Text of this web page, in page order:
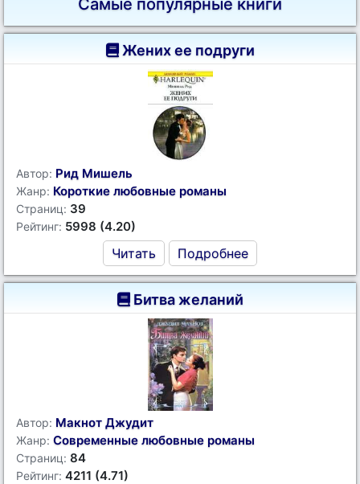
Самые популярные книги
Жених ее подруги
Автор: Рид Мишель
Жанр: Короткие любовные романы
Страниц: 39
Рейтинг: 5998 (4.20)
Читать Подробнее
Битва желаний
Автор: Макнот Джудит
Жанр: Современные любовные романы
Страниц: 84
Рейтинг: 4211 (4.71)